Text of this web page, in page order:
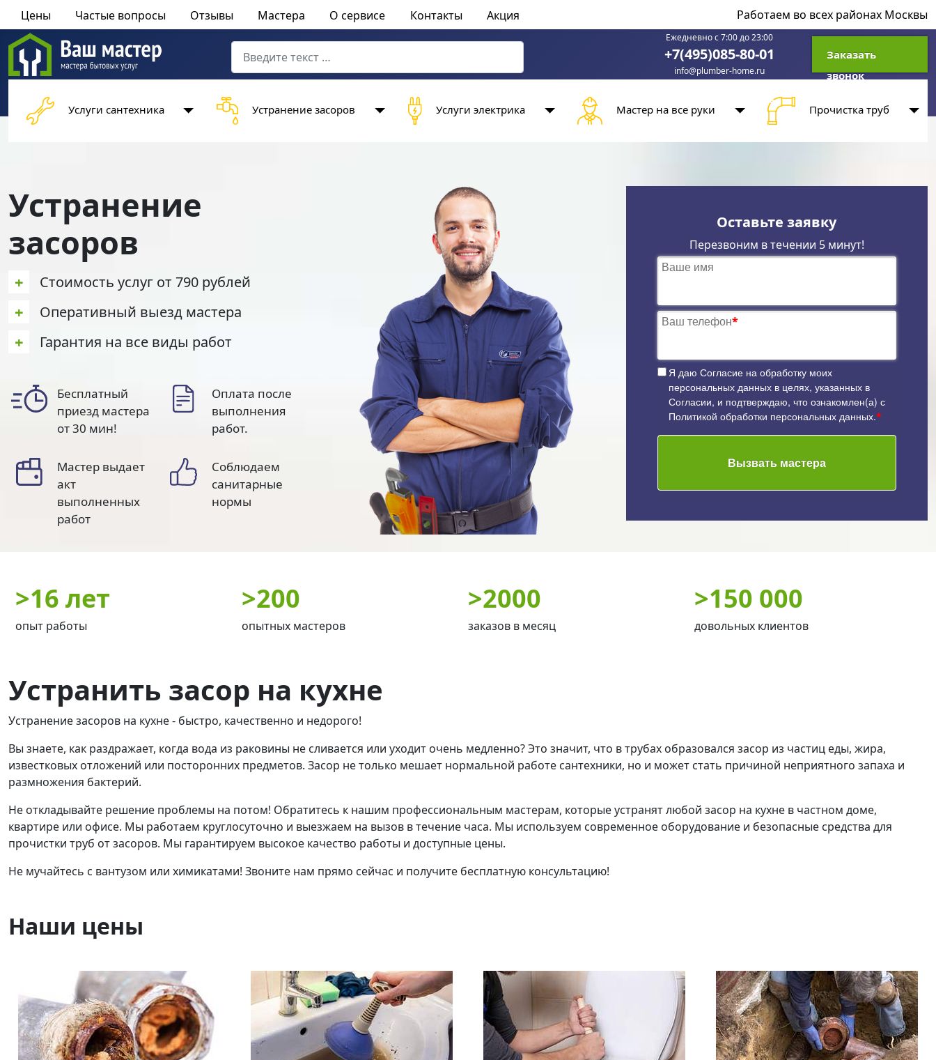
Цены Частые вопросы Отзывы Мастера О сервисе Контакты Акция Работаем во всех районах Москвы
Поиск
Type 2 or more characters for results.
Ежедневно с 7:00 до 23:00
+7(495)085-80-01
info@plumber-home.ru
Заказать
звонок
Услуги сантехника Устранение засоров Услуги электрика Мастер на все руки Прочистка труб
Устранение
засоров
+ Стоимость услуг от 790 рублей
+ Оперативный выезд мастера
+ Гарантия на все виды работ
Бесплатный
приезд мастера
от 30 мин!
Оплата после
выполнения
работ.
Мастер выдает
акт
выполненных
работ
Соблюдаем
санитарные
нормы
Оставьте заявку
Перезвоним в течении 5 минут!
Ваше имя
Ваш телефон*
Я даю Согласие на обработку моих
персональных данныхв целях, указанных в
Согласии, и подтверждаю, что ознакомлен(а) с
Политикой обработки персональных данных.*
Вызвать мастера
>16 лет
опыт работы
>200
опытных мастеров
>2000
заказов в месяц
>150 000
довольных клиентов
Устранить засор на кухне
Устранение засоров на кухне - быстро, качественно и недорого!
Вы знаете, как раздражает, когда вода из раковины не сливается или уходит очень медленно? Это значит, что в трубах образовался засор из частиц еды, жира,
известковых отложений или посторонних предметов. Засор не только мешает нормальной работе сантехники, но и может стать причиной неприятного запаха и
размножения бактерий.
Не откладывайте решение проблемы на потом! Обратитесь к нашим профессиональным мастерам, которые устранят любой засор на кухне в частном доме,
квартире или офисе. Мы работаем круглосуточно и выезжаем на вызов в течение часа. Мы используем современное оборудование и безопасные средства для
прочистки труб от засоров. Мы гарантируем высокое качество работы и доступные цены.
Не мучайтесь с вантузом или химикатами! Звоните нам прямо сейчас и получите бесплатную консультацию!
Наши цены